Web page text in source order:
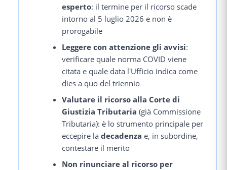
esperto: il termine per il ricorso scade
intorno al 5 luglio 2026 e non è
prorogabile
Leggere con attenzione gli avvisi:
verificare quale norma COVID viene
citata e quale data l'Ufficio indica come
dies a quo del triennio
Valutare il ricorso alla Corte di
Giustizia Tributaria (già Commissione
Tributaria): è lo strumento principale per
eccepire ladecadenza e, in subordine,
contestare il merito
Non rinunciare al ricorso per